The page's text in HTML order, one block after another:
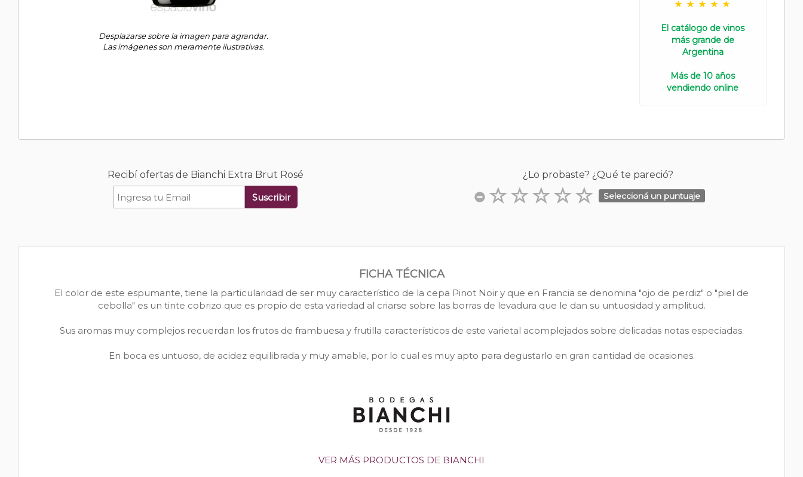
Desplazarse sobre la imagen para agrandar.
Las imágenes son meramente ilustrativas.
El catálogo de vinos
más grande de
Argentina
Más de 10 años
vendiendo online
Recibí ofertas de Bianchi Extra Brut Rosé
Suscribir
¿Lo probaste? ¿Qué te pareció?
Seleccioná un puntuaje
FICHA TÉCNICA
El color de este espumante, tiene la particularidad de ser muy característico de la cepa Pinot Noir y que en Francia se denomina "ojo de perdiz" o "piel de
cebolla" es un tinte cobrizo que es propio de esta variedad al criarse sobre las borras de levadura que le dan su untuosidad y amplitud.
Sus aromas muy complejos recuerdan los frutos de frambuesa y frutilla característicos de este varietal acomplejados sobre delicadas notas especiadas.
En boca es untuoso, de acidez equilibrada y muy amable, por lo cual es muy apto para degustarlo en gran cantidad de ocasiones.
VER MÁS PRODUCTOS DE BIANCHI